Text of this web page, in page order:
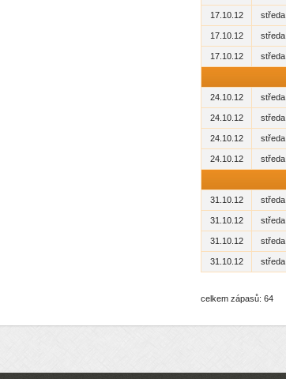
17.10.12 středa
17.10.12 středa
17.10.12 středa
24.10.12 středa
24.10.12 středa
24.10.12 středa
24.10.12 středa
31.10.12 středa
31.10.12 středa
31.10.12 středa
31.10.12 středa
celkem zápasů: 64